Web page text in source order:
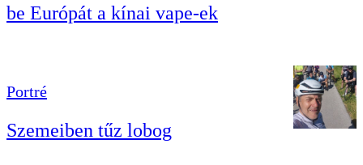
be Európát a kínai vape-ek
Portré
Szemeiben tűz lobog